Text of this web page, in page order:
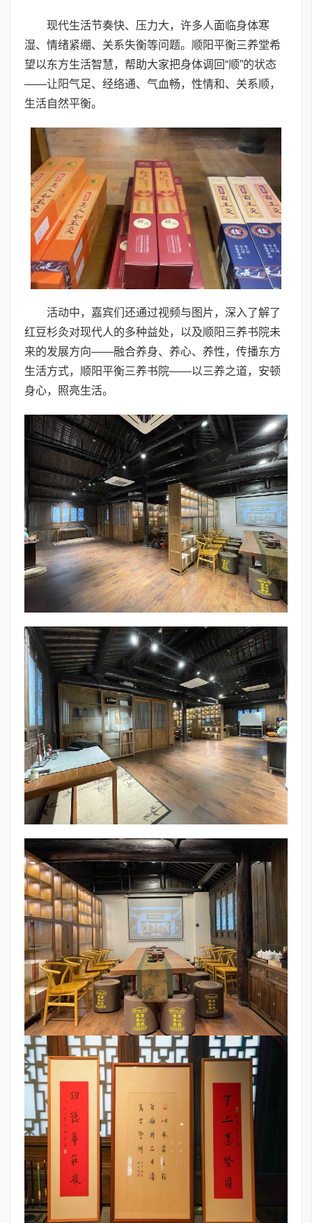
现代生活节奏快、压力大，许多人面临身体寒
湿、情绪紧绷、关系失衡等问题。顺阳平衡三养堂希
望以东方生活智慧，帮助大家把身体调回“顺”的状态
——让阳气足、经络通、气血畅，性情和、关系顺，
生活自然平衡。
活动中，嘉宾们还通过视频与图片，深入了解了
红豆杉灸对现代人的多种益处，以及顺阳三养书院未
来的发展方向——融合养身、养心、养性，传播东方
生活方式，顺阳平衡三养书院——以三养之道，安顿
身心，照亮生活。